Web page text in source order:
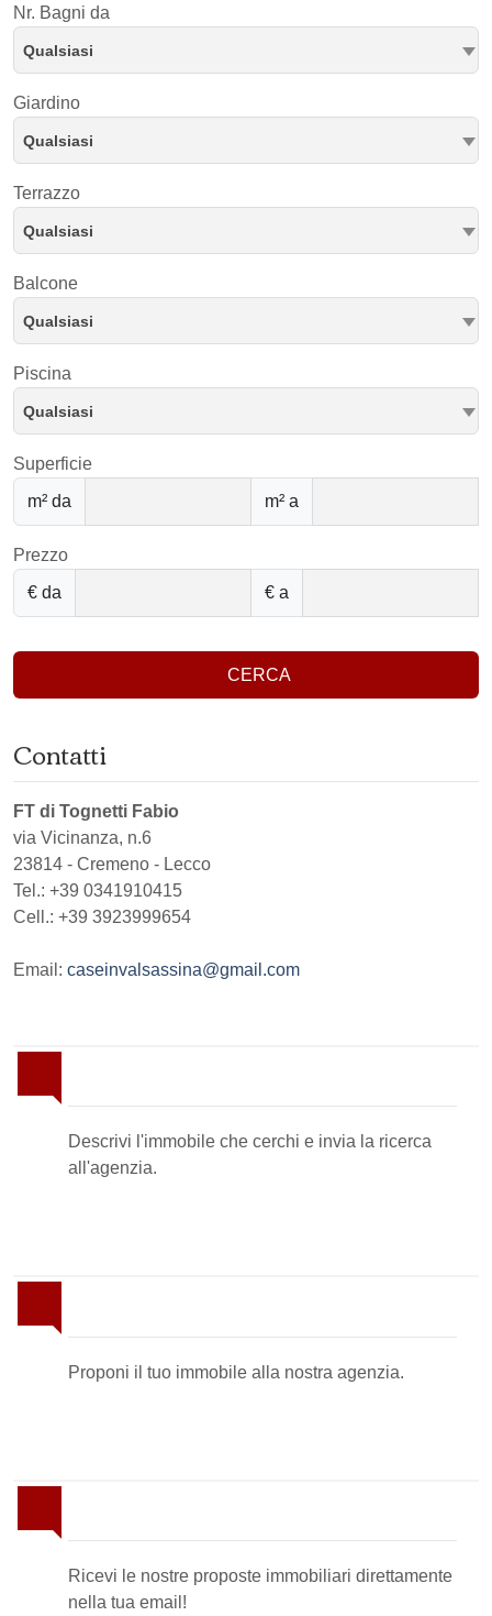
Nr. Bagni da
Qualsiasi
Giardino
Qualsiasi
Terrazzo
Qualsiasi
Balcone
Qualsiasi
Piscina
Qualsiasi
Superficie
m² da
m² a
Prezzo
€ da
€ a
CERCA
Contatti
FT di Tognetti Fabio
via Vicinanza, n.6
23814 - Cremeno - Lecco
Tel.: +39 0341910415
Cell.: +39 3923999654
Email: caseinvalsassina@gmail.com
Descrivi l'immobile che cerchi e invia la ricerca
all'agenzia.
Proponi il tuo immobile alla nostra agenzia.
Ricevi le nostre proposte immobiliari direttamente
nella tua email!